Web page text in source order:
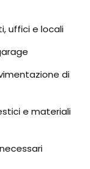
uffici e locali
di
e materiali